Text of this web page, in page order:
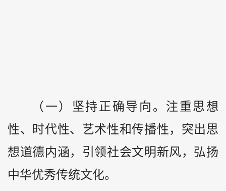
（一）坚持正确导向。注重思想
性、时代性、艺术性和传播性，突出思
想道德内涵，引领社会文明新风，弘扬
中华优秀传统文化。